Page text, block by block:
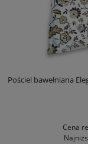
Pościel bawełniana
Cena